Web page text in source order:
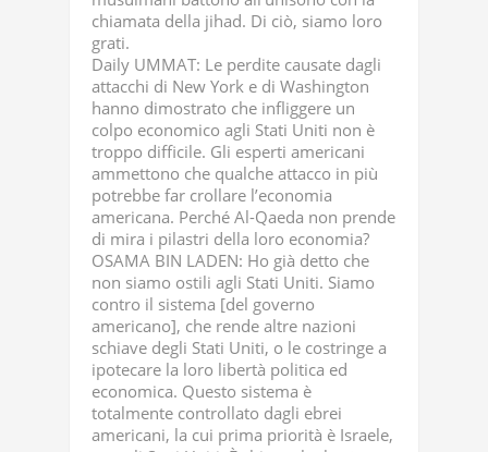
chiamata della jihad. Di ciò, siamo loro
grati.
Daily UMMAT: Le perdite causate dagli
attacchi di New York e di Washington
hanno dimostrato che infliggere un
colpo economico agli Stati Uniti non è
troppo difficile. Gli esperti americani
ammettono che qualche attacco in più
potrebbe far crollare l’economia
americana. Perché Al-Qaeda non prende
di mira i pilastri della loro economia?
OSAMA BIN LADEN: Ho già detto che
non siamo ostili agli Stati Uniti. Siamo
contro il sistema [del governo
americano], che rende altre nazioni
schiave degli Stati Uniti, o le costringe a
ipotecare la loro libertà politica ed
economica. Questo sistema è
totalmente controllato dagli ebrei
americani, la cui prima priorità è Israele,